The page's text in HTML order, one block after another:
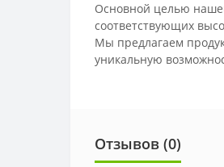
Основной целью
соответствующих
Мы предлагаем
уникальную
Отзывов (0)